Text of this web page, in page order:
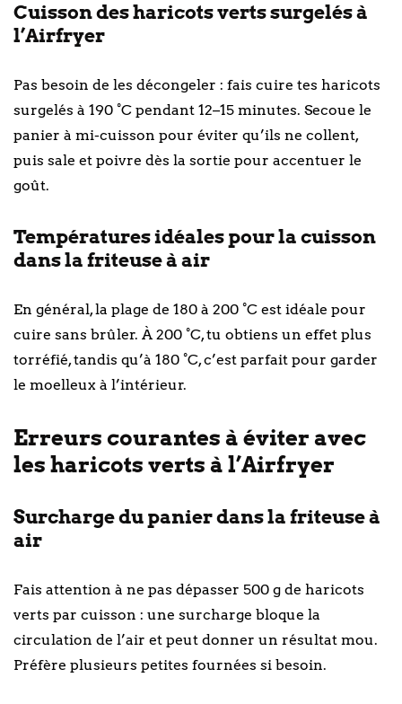
Cuisson des haricots verts surgelés à
l’Airfryer
Pas besoin de les décongeler : fais cuire tes haricots
surgelés à 190 °C pendant 12–15 minutes. Secoue le
panier à mi-cuisson pour éviter qu’ils ne collent,
puis sale et poivre dès la sortie pour accentuer le
goût.
Températures idéales pour la cuisson
dans la friteuse à air
En général, la plage de 180 à 200 °C est idéale pour
cuire sans brûler. À 200 °C, tu obtiens un effet plus
torréfié, tandis qu’à 180 °C, c’est parfait pour garder
le moelleux à l’intérieur.
Erreurs courantes à éviter avec
les haricots verts à l’Airfryer
Surcharge du panier dans la friteuse à
air
Fais attention à ne pas dépasser 500 g de haricots
verts par cuisson : une surcharge bloque la
circulation de l’air et peut donner un résultat mou.
Préfère plusieurs petites fournées si besoin.